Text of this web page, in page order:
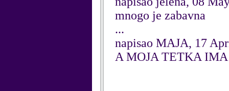
mnogo je zabavna
...
napisao MAJA, 17
A MOJA TETKA IMA